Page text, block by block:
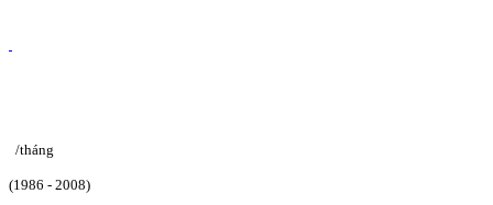
/tháng
(1986 - 2008)